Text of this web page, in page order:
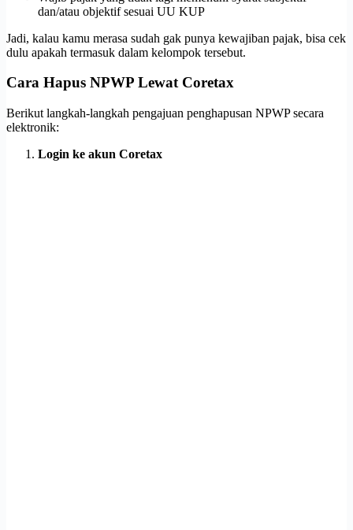
dan/atau objektif sesuai UU KUP
Jadi, kalau kamu merasa sudah gak punya kewajiban pajak, bisa cek
dulu apakah termasuk dalam kelompok tersebut.
Cara Hapus NPWP Lewat Coretax
Berikut langkah-langkah pengajuan penghapusan NPWP secara
elektronik:
Login ke akun Coretax